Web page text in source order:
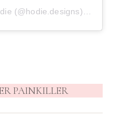
PAINKILLER